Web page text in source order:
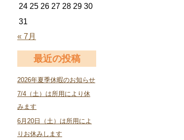
24 25 26 27 28 29 30
31
« 7月
最近の投稿
2026年夏季休暇のお知らせ
7/4（土）は所用により休
みます
6月20日（土）は所用によ
りお休みします